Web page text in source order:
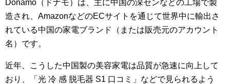
Donamo（ドナモ）は、主に中国の深センなどの工場で製
造され、AmazonなどのECサイトを通じて世界中に輸出さ
れている中国の家電ブランド（または販売元のアカウント
名）です。
近年、こうした中国製の美容家電は品質が急速に向上して
おり、「光 冷 感 脱毛器 S1 口コミ」などで見られるよう